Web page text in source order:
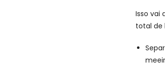
Isso vai
total de